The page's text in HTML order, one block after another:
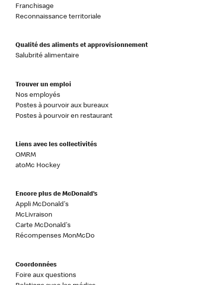
Franchisage
Reconnaissance territoriale
Qualité des aliments et approvisionnement
Salubrité alimentaire
Trouver un emploi
Nos employés
Postes à pourvoir aux bureaux
Postes à pourvoir en restaurant
Liens avec les collectivités
OMRM
atoMc Hockey
Encore plus de McDonald’s
Appli McDonald's
McLivraison
Carte McDonald's
Récompenses MonMcDo
Coordonnées
Foire aux questions